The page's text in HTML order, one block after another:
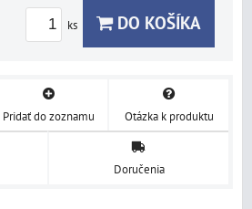
ks DO KOŠÍKA
Pridať do zoznamu Otázka k produktu
Doručenia